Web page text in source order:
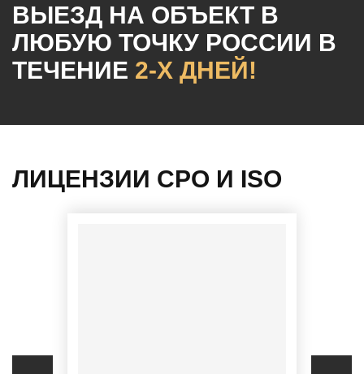
ВЫЕЗД НА ОБЪЕКТ В
ЛЮБУЮ ТОЧКУ РОССИИ В
ТЕЧЕНИЕ 2-Х ДНЕЙ!
ЛИЦЕНЗИИ СРО И ISO